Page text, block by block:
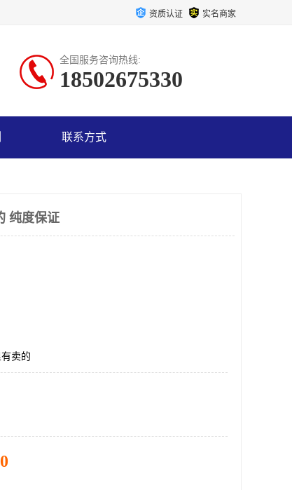
资质认证 实名商家
全国服务咨询热线:
18502675330
联系方式
纯度保证
卖的